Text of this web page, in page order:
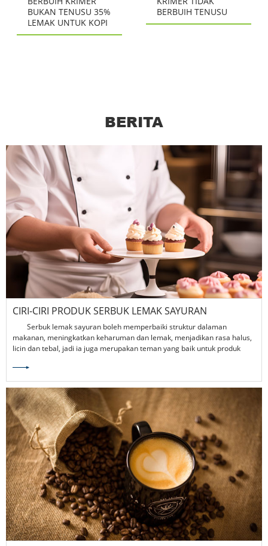
BUKAN TENUSU 35%
LEMAK UNTUK KOPI
BERBUIH TENUSU
BERITA
CIRI-CIRI PRODUK SERBUK LEMAK SAYURAN
Serbuk lemak sayuran boleh memperbaiki struktur dalaman
makanan, meningkatkan keharuman dan lemak, menjadikan rasa halus,
licin dan tebal, jadi ia juga merupakan teman yang baik untuk produk